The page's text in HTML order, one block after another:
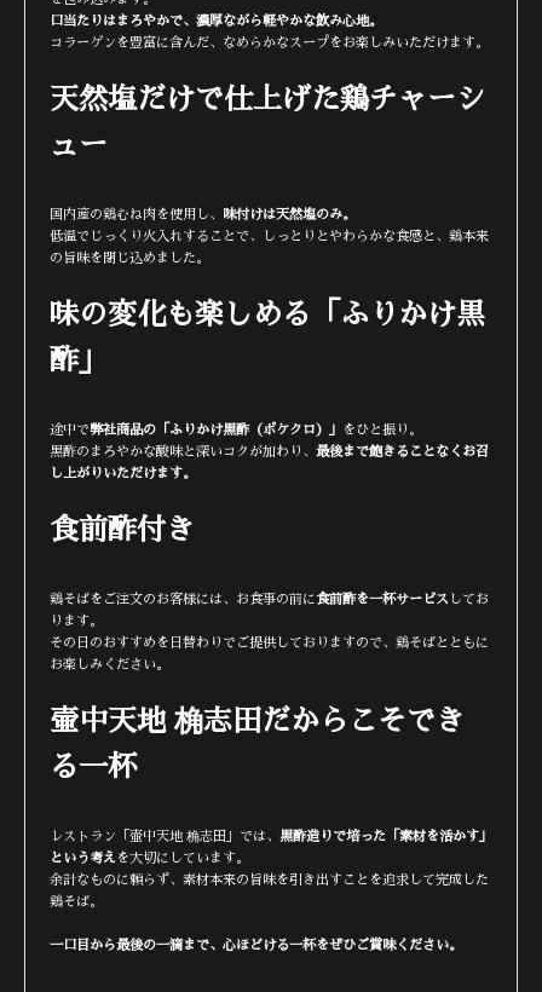
口当たりはまろやかで、濃厚ながら軽やかな飲み心地。
コラーゲンを豊富に含んだ、なめらかなスープをお楽しみいただけます。
天然塩だけで仕上げた鶏チャーシ
ュー
国内産の鶏むね肉を使用し、
味付けは天然塩のみ。
低温でじっくり火入れすることで、しっとりとやわらかな食感と、鶏本来
の旨味を閉じ込めました。
味の変化も楽しめる「ふりかけ黒
酢」
途中で弊社商品の「ふりかけ黒酢（ポケクロ）」
をひと振り。
黒酢のまろやかな酸味と深いコクが加わり、 最後まで飽きることなくお召
し上がりいただけます。
食前酢付き
鶏そばをご注文のお客様には、お食事の前に 食前酢を一杯サービス してお
ります。
その日のおすすめを日替わりでご提供しておりますので、鶏そばとともに
お楽しみください。
壷中天地 桷志田だからこそでき
る一杯
レストラン「壷中天地 桷志田」では、 黒酢造りで培った「素材を活かす」
という考え を大切にしています。
余計なものに頼らず、素材本来の旨味を引き出すことを追求して完成した
鶏そば。
一口目から最後の一滴まで、心ほどける一杯をぜひご賞味ください。